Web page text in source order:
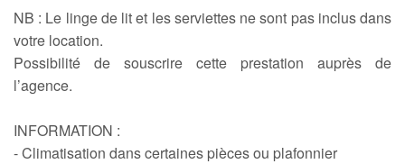
NB : Le linge de lit et les serviettes ne sont pas inclus dans
votre location.
Possibilité de souscrire cette prestation auprès de
l’agence.
INFORMATION :
- Climatisation dans certaines pièces ou plafonnier